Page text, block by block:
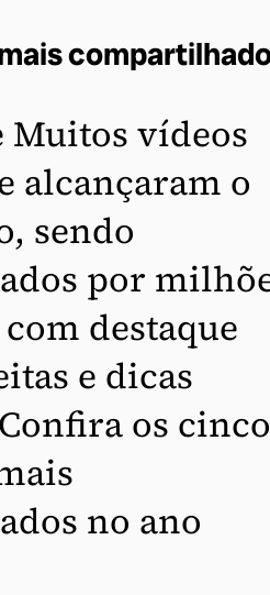
Muitos vídeos
alcançaram o
sendo
por
destaque
e dicas
os cinco
no ano